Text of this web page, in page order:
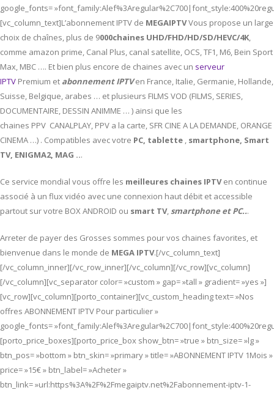
google_fonts=
[vc_column_text]L’abonnement IPTV de MEGAIPTVVous propose un large
choix de chaînes, plus de 9000chaines UHD/FHD/HD/SD/HEVC/4K,
comme amazon prime, Canal Plus, canal satellite, OCS, TF1, M6, Bein Sport
Max, MBC …. Et bien plus encore de chaines avec un serveur
IPTV Premium et abonnement IPTVen France, Italie, Germanie, Hollande,
Suisse, Belgique, arabes … et plusieurs FILMS VOD (FILMS, SERIES,
DOCUMENTAIRE, DESSIN ANIMME … ) ainsi que les
chaines PPV CANALPLAY, PPV a la carte, SFR CINE A LA DEMANDE, ORANGE
CINEMA …) . Compatibles avec votre PC, tablette , smartphone, Smart
TV, ENIGMA2, MAG ...
Ce service mondial vous offre les meilleures chaines IPTVen continue
associé à un flux vidéo avec une connexion haut débit et accessible
partout sur votre BOX ANDROID ou smart TV,smartphone et PC...
Arreter de payer des Grosses sommes pour vos chaines favorites, et
bienvenue dans le monde de MEGA IPTV.[/vc_column_text]
[/vc_column_inner][/vc_row_inner][/vc_column][/vc_row][vc_column]
[/vc_column][vc_separator color= »custom » gap= »tall » gradient= »yes »]
[vc_row][vc_column][porto_container][vc_custom_heading text= »Nos
offres ABONNEMENT IPTV Pour particulier »
google_fonts=
[porto_price_boxes][porto_price_box show_btn= »true » btn_size= »lg »
btn_pos= »bottom » btn_skin= »primary » title= »ABONNEMENT IPTV 1Mois »
price= »15€ » btn_label= »Acheter »
btn_link= »url:https%3A%2F%2Fmegaiptv.net%2Fabonnement-iptv-1-